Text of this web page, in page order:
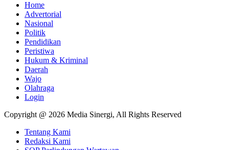
Home
Advertorial
Nasional
Politik
Pendidikan
Peristiwa
Hukum & Kriminal
Daerah
Wajo
Olahraga
Login
Copyright @ 2026 Media Sinergi, All Rights Reserved
Tentang Kami
Redaksi Kami